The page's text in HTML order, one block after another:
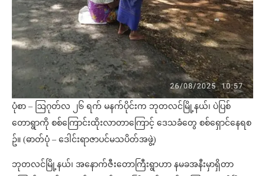
ပုံစာ – ဩဂုတ်လ ၂၆ ရက် မနက်ပိုင်းက ဘုတလင်မြို့နယ်၊ ပဲပြစ်
တောရွာကို စစ်ကြောင်းထိုးလာတာကြောင့် ဒေသခံတွေ စစ်ရှောင်နေရစ
ဥ်။ (ဓာတ်ပုံ – ဒေါင်းရာဇာပင်မသပိတ်အဖွဲ့)
ဘုတလင်မြို့နယ်၊ အနောက်ဇီးတောကြီးရွာဟာ နမခအနီးမှာရှိတာ